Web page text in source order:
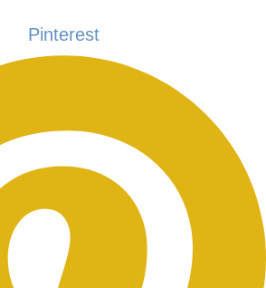
Pinterest